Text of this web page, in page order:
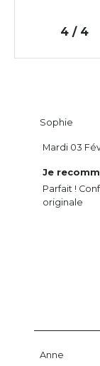
4 / 4
Sophie
Je
Parfait !
originale
Mardi 03
Anne